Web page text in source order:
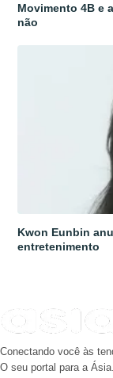
Movimento 4B e
não
Kwon Eunbin
entretenimento
Conectando você às
O seu portal para a Ásia.